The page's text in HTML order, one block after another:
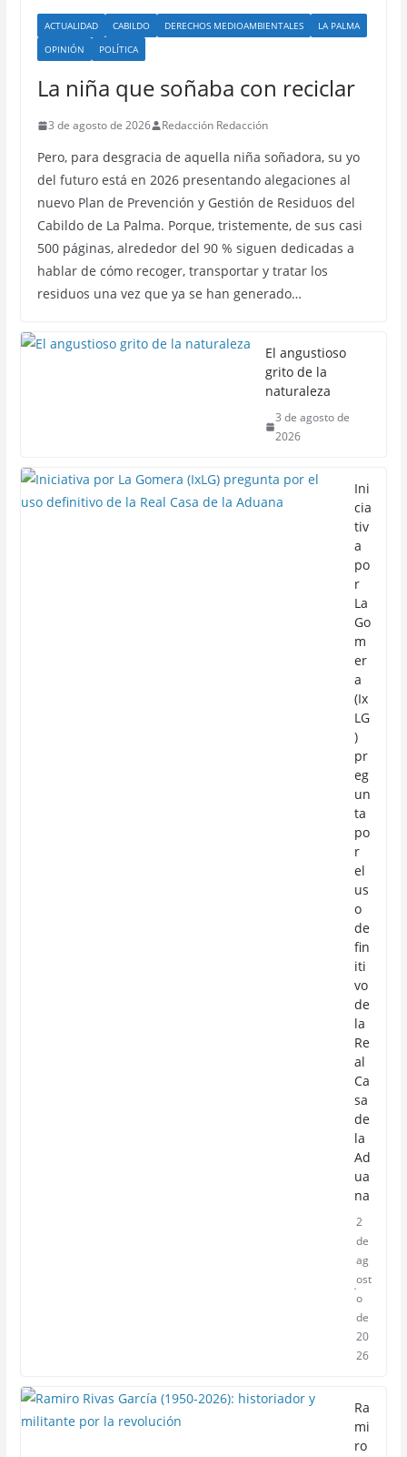
ACTUALIDAD CABILDO DERECHOS MEDIOAMBIENTALES
LA PALMA
OPINIÓN
POLÍTICA
La niña que soñaba con reciclar
3 de agosto de 2026 Redacción Redacción
Pero, para desgracia de aquella niña soñadora, su yo
del futuro está en 2026 presentando alegaciones al
nuevo Plan de Prevención y Gestión de Residuos del
Cabildo de La Palma. Porque, tristemente, de sus casi
500 páginas, alrededor del 90 % siguen dedicadas a
hablar de cómo recoger, transportar y tratar los
residuos una vez que ya se han generado…
El angustioso
grito de la
naturaleza
3 de agosto de
2026
Ini
cia
tiv
a
po
r
La
Go
m
er
a
(Ix
LG
)
pr
eg
un
ta
po
r
el
us
o
de
fin
iti
vo
de
la
Re
al
Ca
sa
de
la
Ad
ua
na
2
de
ag
ost
o
de
20
26
Ra
mi
ro